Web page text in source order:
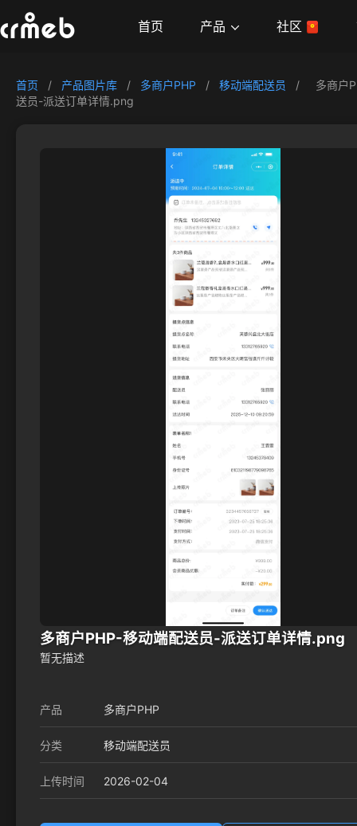
首页 产品 社区
首页 / 产品图片库 / 多商户PHP / 移动端配送员 /
多商户
送员-派送订单详情.png
多商户PHP-移动端配送员-派送订单详情.png
暂无描述
产品 多商户PHP
分类 移动端配送员
上传时间 2026-02-04